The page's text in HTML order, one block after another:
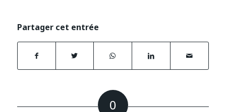
Partager cet entrée
0